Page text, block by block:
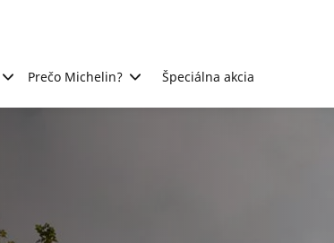
Prečo Michelin? Špeciálna akcia